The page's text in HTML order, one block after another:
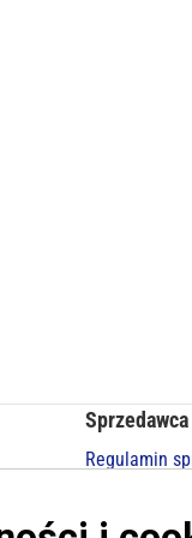
Sprzedawca
Regulamin
Kontakt